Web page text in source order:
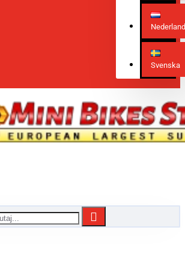
Svenska